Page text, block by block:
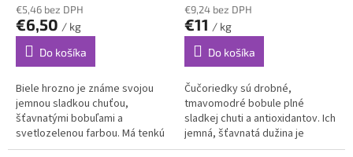
€5,46 bez DPH
€6,50 / kg
Do košíka
Biele hrozno je známe svojou
jemnou sladkou chuťou,
šťavnatými bobuľami a
svetlozelenou farbou. Má tenkú
šupku, príjemnú arómu a
€9,24 bez DPH
€11 / kg
Do košíka
Čučoriedky sú drobné,
tmavomodré bobule plné
sladkej chuti a antioxidantov. Ich
jemná, šťavnatá dužina je
ideálna na priamu konzumáciu,